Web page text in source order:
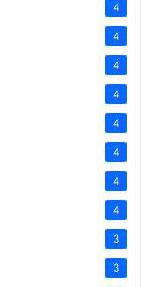
4
4
4
4
4
4
4
4
3
3